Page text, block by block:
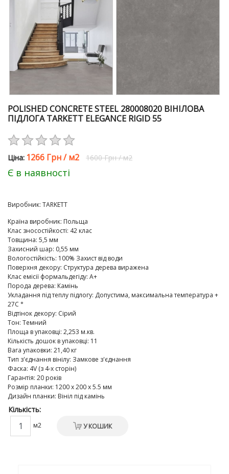
POLISHED CONCRETE STEEL 280008020 ВІНІЛОВА
ПІДЛОГА TARKETT ELEGANCE RIGID 55
Цiна: 1266 Грн/м2 1600 Грн /м2
Є в наявності
Виробник: TARKETT
Країна виробник: Польща
Клас зносостійкості: 42 клас
Товщина: 5,5 мм
Захисний шар: 0,55 мм
Вологостійкість: 100% Захист від води
Поверхня декору: Структура дерева виражена
Клас емісії формальдегіду: A+
Порода дерева: Камінь
Укладання під теплу підлогу: Допустима, максимальна температура +
27C °
Відтінок декору: Сірий
Тон: Темний
Площа в упаковці: 2,253 м.кв.
Кількість дошок в упаковці: 11
Вага упаковки: 21,40 кг
Тип з'єднання вінілу: Замкове з'єднання
Фаска: 4V (з 4-х сторін)
Гарантія: 20 років
Розмір планки: 1200 х 200 х 5.5 мм
Дизайн планки: Вініл під камінь
Кількість:
м2 У КОШИК